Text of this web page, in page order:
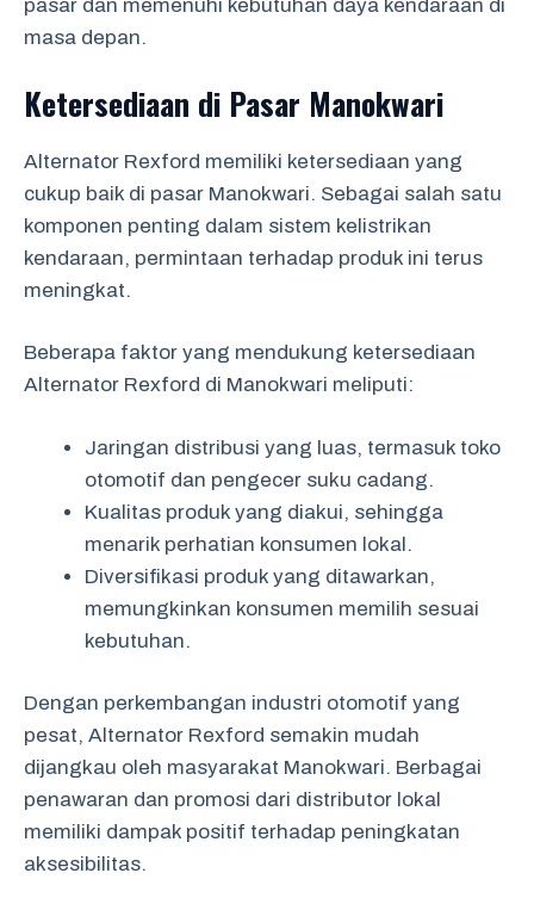
pasar dan memenuhi kebutuhan daya kendaraan di
masa depan.
Ketersediaan di Pasar Manokwari
Alternator Rexford memiliki ketersediaan yang
cukup baik di pasar Manokwari. Sebagai salah satu
komponen penting dalam sistem kelistrikan
kendaraan, permintaan terhadap produk ini terus
meningkat.
Beberapa faktor yang mendukung ketersediaan
Alternator Rexford di Manokwari meliputi:
Jaringan distribusi yang luas, termasuk toko
otomotif dan pengecer suku cadang.
Kualitas produk yang diakui, sehingga
menarik perhatian konsumen lokal.
Diversifikasi produk yang ditawarkan,
memungkinkan konsumen memilih sesuai
kebutuhan.
Dengan perkembangan industri otomotif yang
pesat, Alternator Rexford semakin mudah
dijangkau oleh masyarakat Manokwari. Berbagai
penawaran dan promosi dari distributor lokal
memiliki dampak positif terhadap peningkatan
aksesibilitas.